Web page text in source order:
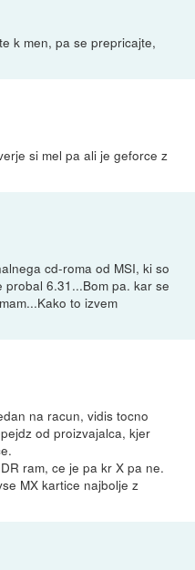
k men, pa se prepricajte,
si mel pa ali je geforce z
cd-roma od MSI, ki so
probal 6.31...Bom pa. kar se
to izvem
na racun, vidis tocno
od proizvajalca, kjer
ram, ce je pa kr X pa ne.
MX kartice najbolje z